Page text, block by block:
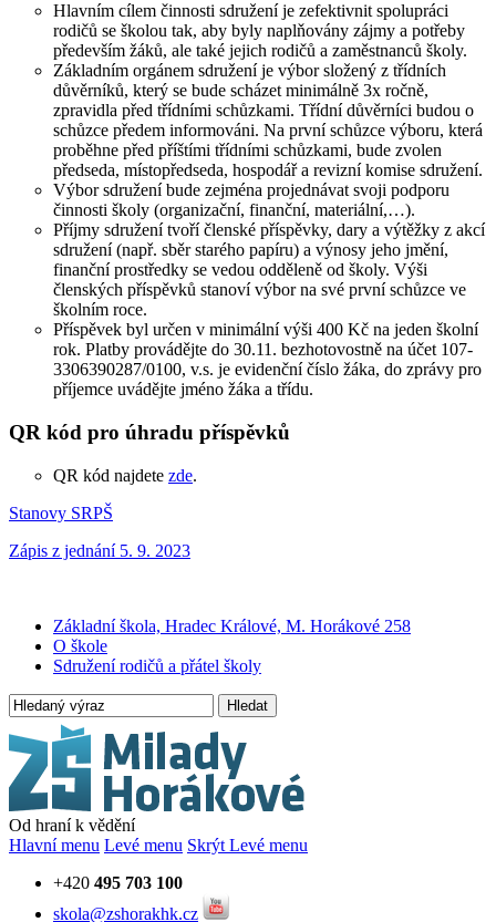
Hlavním cílem činnosti sdružení je zefektivnit spolupráci
rodičů se školou tak, aby byly naplňovány zájmy a potřeby
především žáků, ale také jejich rodičů a zaměstnanců školy.
Základním orgánem sdružení je výbor složený z třídních
důvěrníků, který se bude scházet minimálně 3x ročně,
zpravidla před třídními schůzkami. Třídní důvěrníci budou o
schůzce předem informováni. Na první schůzce výboru, která
proběhne před příštími třídními schůzkami, bude zvolen
předseda, místopředseda, hospodář a revizní komise sdružení.
Výbor sdružení bude zejména projednávat svoji podporu
činnosti školy (organizační, finanční, materiální,…).
Příjmy sdružení tvoří členské příspěvky, dary a výtěžky z akcí
sdružení (např. sběr starého papíru) a výnosy jeho jmění,
finanční prostředky se vedou odděleně od školy. Výši
členských příspěvků stanoví výbor na své první schůzce ve
školním roce.
Příspěvek byl určen v minimální výši 400 Kč na jeden školní
rok. Platby provádějte do 30.11. bezhotovostně na účet 107-
3306390287/0100, v.s. je evidenční číslo žáka, do zprávy pro
příjemce uvádějte jméno žáka a třídu.
QR kód pro úhradu příspěvků
QR kód najdete zde.
Stanovy SRPŠ
Zápis z jednání 5. 9. 2023
Základní škola, Hradec Králové, M. Horákové 258
O škole
Sdružení rodičů a přátel školy
Hledat
Od hraní k vědění
Hlavní menu Levé menu Skrýt Levé menu
+420 495 703 100
skola@zshorakhk.cz